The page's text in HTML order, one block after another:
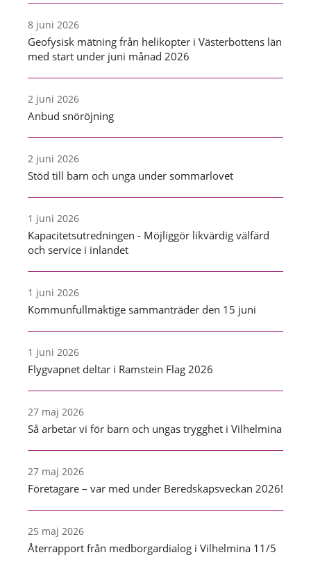
8 juni 2026
Geofysisk mätning från helikopter i Västerbottens län
med start under juni månad 2026
2 juni 2026
Anbud snöröjning
2 juni 2026
Stöd till barn och unga under sommarlovet
1 juni 2026
Kapacitetsutredningen - Möjliggör likvärdig välfärd
och service i inlandet
1 juni 2026
Kommunfullmäktige sammanträder den 15 juni
1 juni 2026
Flygvapnet deltar i Ramstein Flag 2026
27 maj 2026
Så arbetar vi för barn och ungas trygghet i Vilhelmina
27 maj 2026
Företagare – var med under Beredskapsveckan 2026!
25 maj 2026
Återrapport från medborgardialog i Vilhelmina 11/5